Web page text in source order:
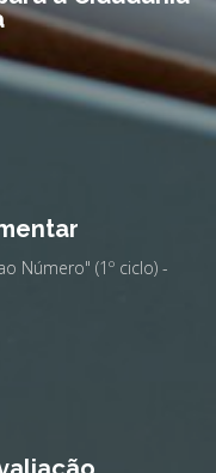
Número" (1º ciclo) -